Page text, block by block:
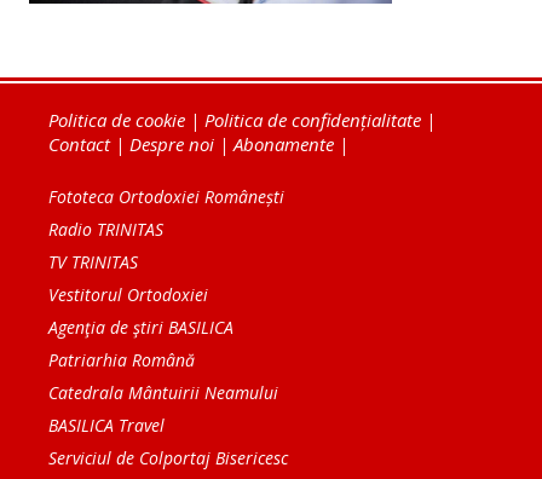
Politica de cookie | Politica de confidențialitate |
Contact| Despre noi |Abonamente |
Fototeca Ortodoxiei Românești
Radio TRINITAS
TV TRINITAS
Vestitorul Ortodoxiei
Agenţia de ştiri BASILICA
Patriarhia Română
Catedrala Mântuirii Neamului
BASILICA Travel
Serviciul de Colportaj Bisericesc